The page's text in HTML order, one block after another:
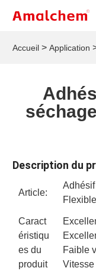
Accueil> Application
Description du
Article:
Caract
éristiqu
es du
produit
Faible